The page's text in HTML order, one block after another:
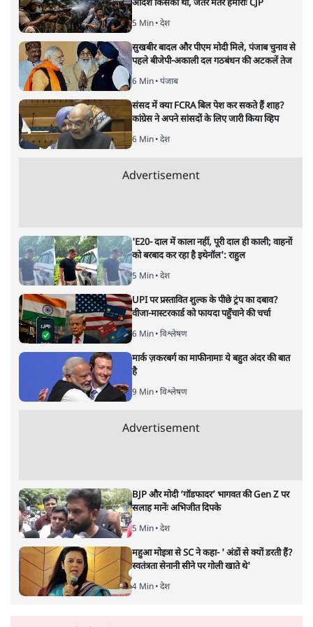
सत्य हिन्दी ऐपडाउनलोडकरें
मुकेश कुमार
लेखक सत्यहिंदी के संपादक हैं।
मुकेश कुमारकी और स्टोरी पढ़ें
भारत–यूरोप संवाद: दूरदर्शी रणनीति या
हालात से उपजा मोड़?
विश्लेषण| सतीश झा| 29 JAN, 2026
भारत ईयू मुक्त व्यापार समझौताः ईयू अध्यक्ष उर्सुला वॉन डेर लेयेन और
पीएम मोदी
सतीश झा
भारत-यूरोपीय संघ मुक्त व्यापार समझौताः क्या यूरोप की ओर भारत
का झुकाव एक लंबा रणनीतिक नज़रिया है या वैश्विक दबावों और
अमेरिकी अनिश्चितता की वजह से उठाया गया एक कदम है? वरिष्ठ
पत्रकार सतीश झा का आकलनः
कूटनीति में समय ही सबसेबड़ा कारक होता है। भारत का यूरोप की